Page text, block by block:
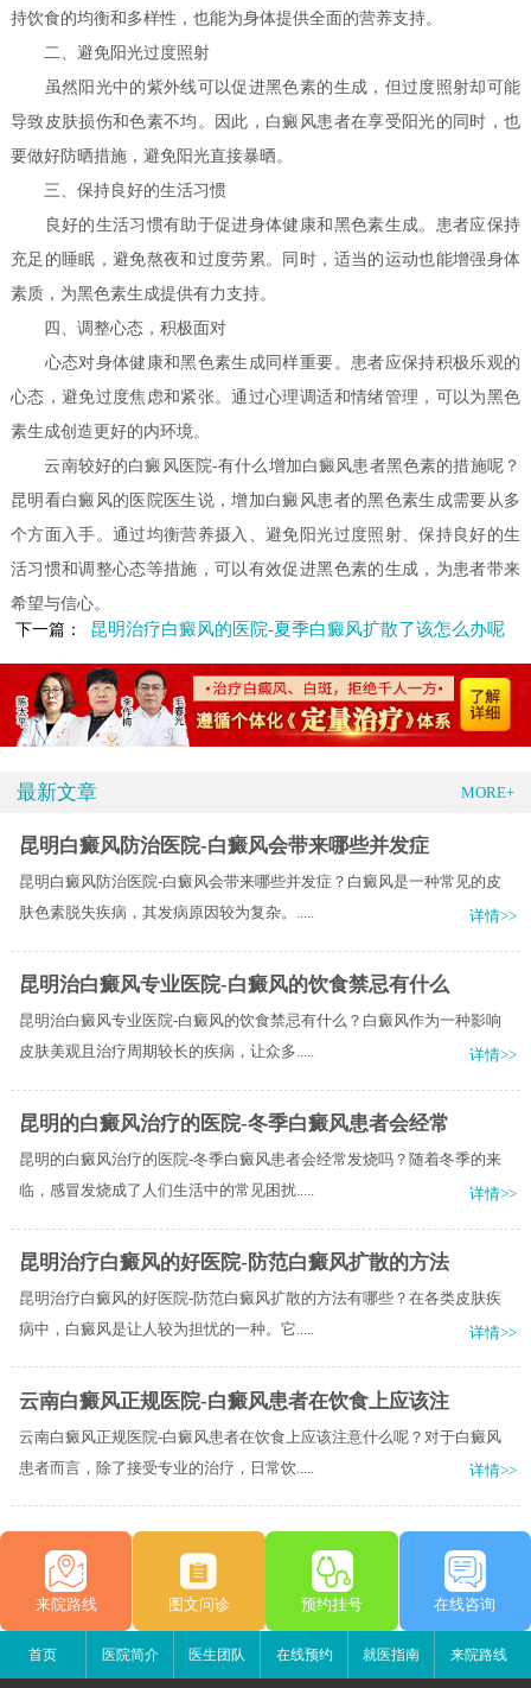
持饮食的均衡和多样性，也能为身体提供全面的营养支持。
二、避免阳光过度照射
虽然阳光中的紫外线可以促进黑色素的生成，但过度照射却可能
导致皮肤损伤和色素不均。因此，白癜风患者在享受阳光的同时，也
要做好防晒措施，避免阳光直接暴晒。
三、保持良好的生活习惯
良好的生活习惯有助于促进身体健康和黑色素生成。患者应保持
充足的睡眠，避免熬夜和过度劳累。同时，适当的运动也能增强身体
素质，为黑色素生成提供有力支持。
四、调整心态，积极面对
心态对身体健康和黑色素生成同样重要。患者应保持积极乐观的
心态，避免过度焦虑和紧张。通过心理调适和情绪管理，可以为黑色
素生成创造更好的内环境。
云南较好的白癜风医院-有什么增加白癜风患者黑色素的措施呢？
昆明看白癜风的医院医生说，增加白癜风患者的黑色素生成需要从多
个方面入手。通过均衡营养摄入、避免阳光过度照射、保持良好的生
活习惯和调整心态等措施，可以有效促进黑色素的生成，为患者带来
希望与信心。
下一篇：
昆明治疗白癜风的医院-夏季白癜风扩散了该怎么办呢
最新文章 MORE+
昆明白癜风防治医院-白癜风会带来哪些并发症
昆明白癜风防治医院-白癜风会带来哪些并发症？白癜风是一种常见的皮
肤色素脱失疾病，其发病原因较为复杂。.....
详情>>
昆明治白癜风专业医院-白癜风的饮食禁忌有什么
昆明治白癜风专业医院-白癜风的饮食禁忌有什么？白癜风作为一种影响
皮肤美观且治疗周期较长的疾病，让众多.....
详情>>
昆明的白癜风治疗的医院-冬季白癜风患者会经常
昆明的白癜风治疗的医院-冬季白癜风患者会经常发烧吗？随着冬季的来
临，感冒发烧成了人们生活中的常见困扰.....
详情>>
昆明治疗白癜风的好医院-防范白癜风扩散的方法
昆明治疗白癜风的好医院-防范白癜风扩散的方法有哪些？在各类皮肤疾
病中，白癜风是让人较为担忧的一种。它.....
详情>>
云南白癜风正规医院-白癜风患者在饮食上应该注
云南白癜风正规医院-白癜风患者在饮食上应该注意什么呢？对于白癜风
患者而言，除了接受专业的治疗，日常饮.....
详情>>
来院路线 图文问诊 预约挂号 在线咨询
首页 医院简介 医生团队 在线预约 就医指南 来院路线